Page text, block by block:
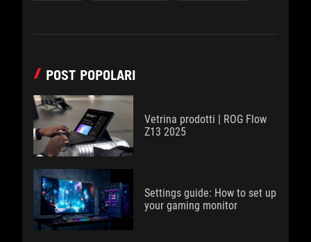
POST POPOLARI
Vetrina prodotti | ROG Flow
Z13 2025
Settings guide: How to set up
your gaming monitor